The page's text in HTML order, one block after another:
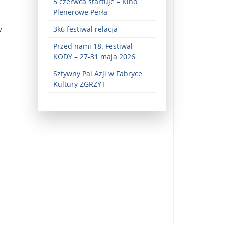
Plenerowe Perła
3k6 festiwal relacja
Przed nami 18. Festiwal
KODY – 27-31 maja 2026
Sztywny Pal Azji w Fabryce
Kultury ZGRZYT